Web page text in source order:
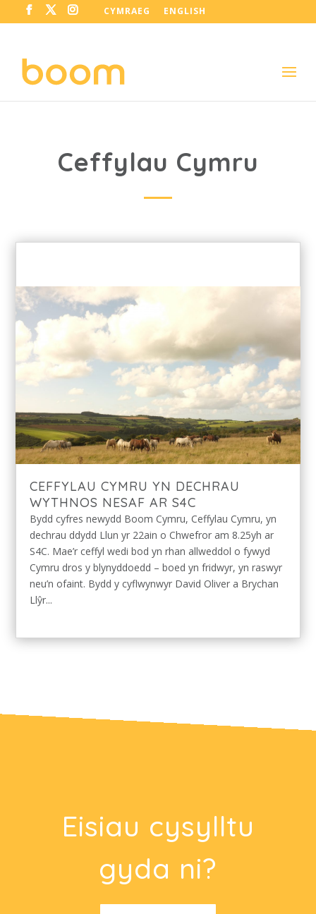
CYMRAEG ENGLISH
Ceffylau Cymru
CEFFYLAU CYMRU YN DECHRAU
WYTHNOS NESAF AR S4C
Bydd cyfres newydd Boom Cymru, Ceffylau Cymru, yn
dechrau ddydd Llun yr 22ain o Chwefror am 8.25yh ar
S4C. Mae’r ceffyl wedi bod yn rhan allweddol o fywyd
Cymru dros y blynyddoedd – boed yn fridwyr, yn raswyr
neu’n ofaint. Bydd y cyflwynwyr David Oliver a Brychan
Llŷr...
Eisiau cysylltu
gyda ni?